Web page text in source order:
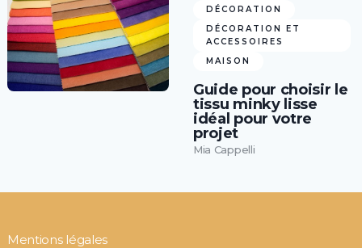
DÉCORATION
DÉCORATION ET
ACCESSOIRES
MAISON
Guide pour choisir le
tissu minky lisse
idéal pour votre
projet
Mia Cappelli
Mentions légales